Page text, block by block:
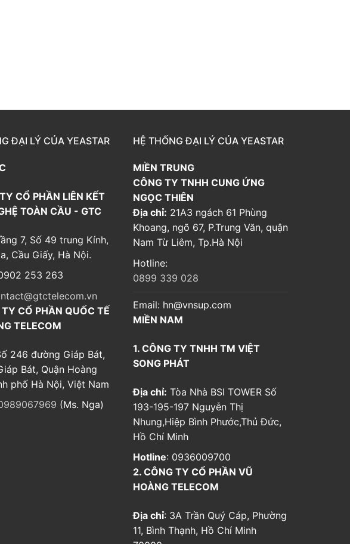
ĐẠI LÝ CỦA YEASTAR
CỔ PHẦN LIÊN KẾT
TOÀN CẦU - GTC
7, Số 49 trung Kính,
Cầu Giấy, Hà Nội.
253 263
CỔ PHẦN QUỐC TẾ
TELECOM
246 đường Giáp Bát,
Bát, Quận Hoàng
phố Hà Nội, Việt Nam
(Ms. Nga)
HỆ THỐNG ĐẠI LÝ CỦA YEASTAR
MIỀN TRUNG
CÔNG TY TNHH CUNG ỨNG
NGỌC THIÊN
Địa chỉ: 21A3 ngách 61 Phùng
Khoang, ngõ 67, P.Trung Văn, quận
Nam Từ Liêm, Tp.Hà Nội
Hotline:
0899 339 028
Email: hn@vnsup.com
MIỀN NAM
1. CÔNG TY TNHH TM VIỆT
SONG PHÁT
Địa chỉ: Tòa Nhà BSI TOWER Số
193-195-197 Nguyễn Thị
Nhung,Hiệp Bình Phước,Thủ Đức,
Hồ Chí Minh
Hotline: 0936009700
2. CÔNG TY CỔ PHẦN VŨ
HOÀNG TELECOM
Địa chỉ: 3A Trần Quý Cáp, Phường
11, Bình Thạnh, Hồ Chí Minh